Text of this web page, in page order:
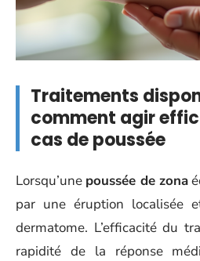
Traitements
comment agir
cas de poussée
Lorsqu’une poussée de zona
par une éruption localisée
dermatome. L’efficacité du
rapidité de la réponse